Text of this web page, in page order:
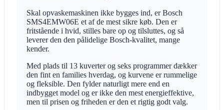
Skal opvaskemaskinen ikke bygges ind, er Bosch
SMS4EMW06E et af de mest sikre køb. Den er
fritstående i hvid, stilles bare op og tilsluttes, og så
leverer den den pålidelige Bosch-kvalitet, mange
kender.
Med plads til 13 kuverter og seks programmer dækker
den fint en families hverdag, og kurvene er rummelige
og fleksible. Den fylder naturligt mere end en
indbygget model og er ikke den mest energieffektive,
men til prisen og friheden er den et rigtig godt valg.